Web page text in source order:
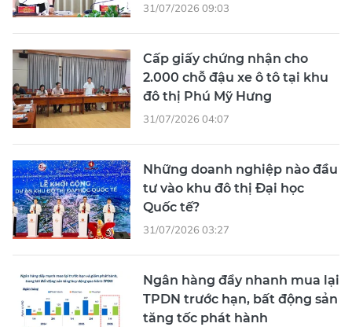
31/07/2026 09:03
Cấp giấy chứng nhận cho
2.000 chỗ đậu xe ô tô tại khu
đô thị Phú Mỹ Hưng
31/07/2026 04:07
Những doanh nghiệp nào đầu
tư vào khu đô thị Đại học
Quốc tế?
31/07/2026 03:27
Ngân hàng đẩy nhanh mua lại
TPDN trước hạn, bất động sản
tăng tốc phát hành